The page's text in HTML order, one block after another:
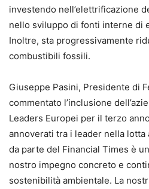
investendo nell’elettrificazione
nello sviluppo di fonti interne di
Inoltre, sta progressivamente
combustibili fossili.
Giuseppe Pasini, Presidente di
commentato l’inclusione
Leaders Europei per il terzo
annoverati tra i leader nella lotta
da parte del Financial Times è
nostro impegno concreto e
sostenibilità ambientale. La